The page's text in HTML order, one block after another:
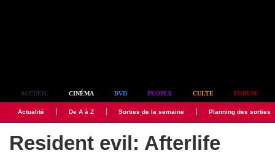
ACCUEIL CINÉMA DVD PEOPLE CULTE FORUM
Actualité De A à Z Sorties de la semaine Planning des sorties
Resident evil: Afterlife